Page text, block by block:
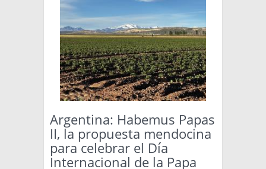
OTROS IDIOMAS
CLIMA
PRONÓSTICO
LLUVIAS
ARGENTINA
EL MUNDO
TÉCNICA
PRODUCCION
CLASIFICADOS
INTERES GENERAL
Argentina: Habemus Papas
II, la propuesta mendocina
para celebrar el Día
Internacional de la Papa